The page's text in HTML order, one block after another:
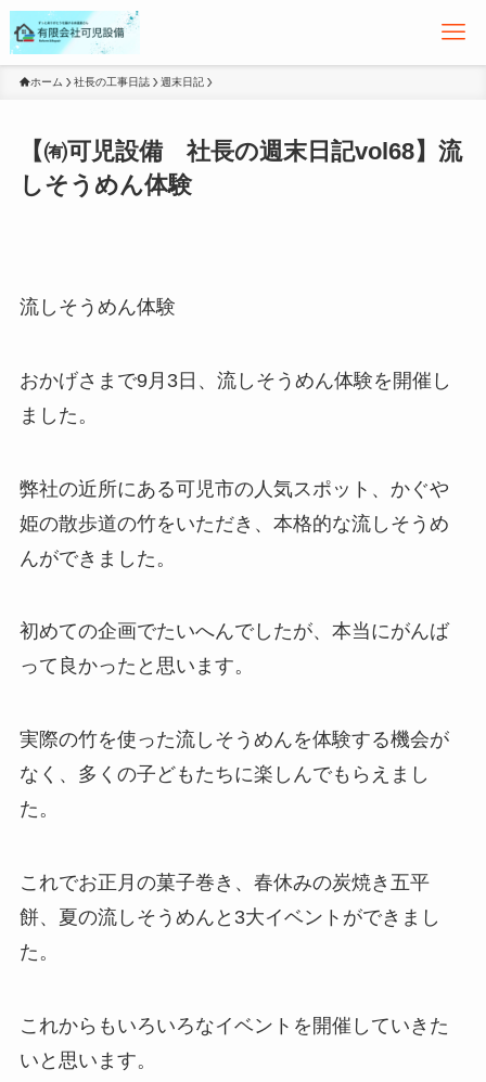
ホーム 社長の工事日誌 週末日記
【㈲可児設備 社長の週末日記vol68】流
しそうめん体験
流しそうめん体験
おかげさまで9月3日、流しそうめん体験を開催し
ました。
弊社の近所にある可児市の人気スポット、かぐや
姫の散歩道の竹をいただき、本格的な流しそうめ
んができました。
初めての企画でたいへんでしたが、本当にがんば
って良かったと思います。
実際の竹を使った流しそうめんを体験する機会が
なく、多くの子どもたちに楽しんでもらえまし
た。
これでお正月の菓子巻き、春休みの炭焼き五平
餅、夏の流しそうめんと3大イベントができまし
た。
これからもいろいろなイベントを開催していきた
いと思います。